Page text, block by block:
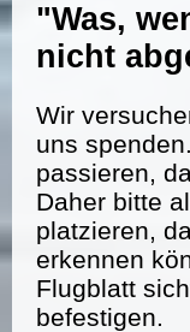
"Was,
nicht
Wir
uns
passieren,
Daher bitte
platzieren,
erkennen
Flugblatt
befestigen.